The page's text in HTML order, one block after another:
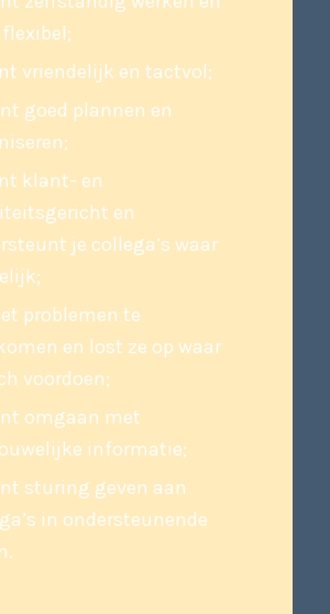
vriendelijk en tactvol;
goed plannen en
klant- en
en
je collega’s waar
problemen te
en lost ze op waar
voordoen;
omgaan met
informatie;
sturing geven aan
in ondersteunende